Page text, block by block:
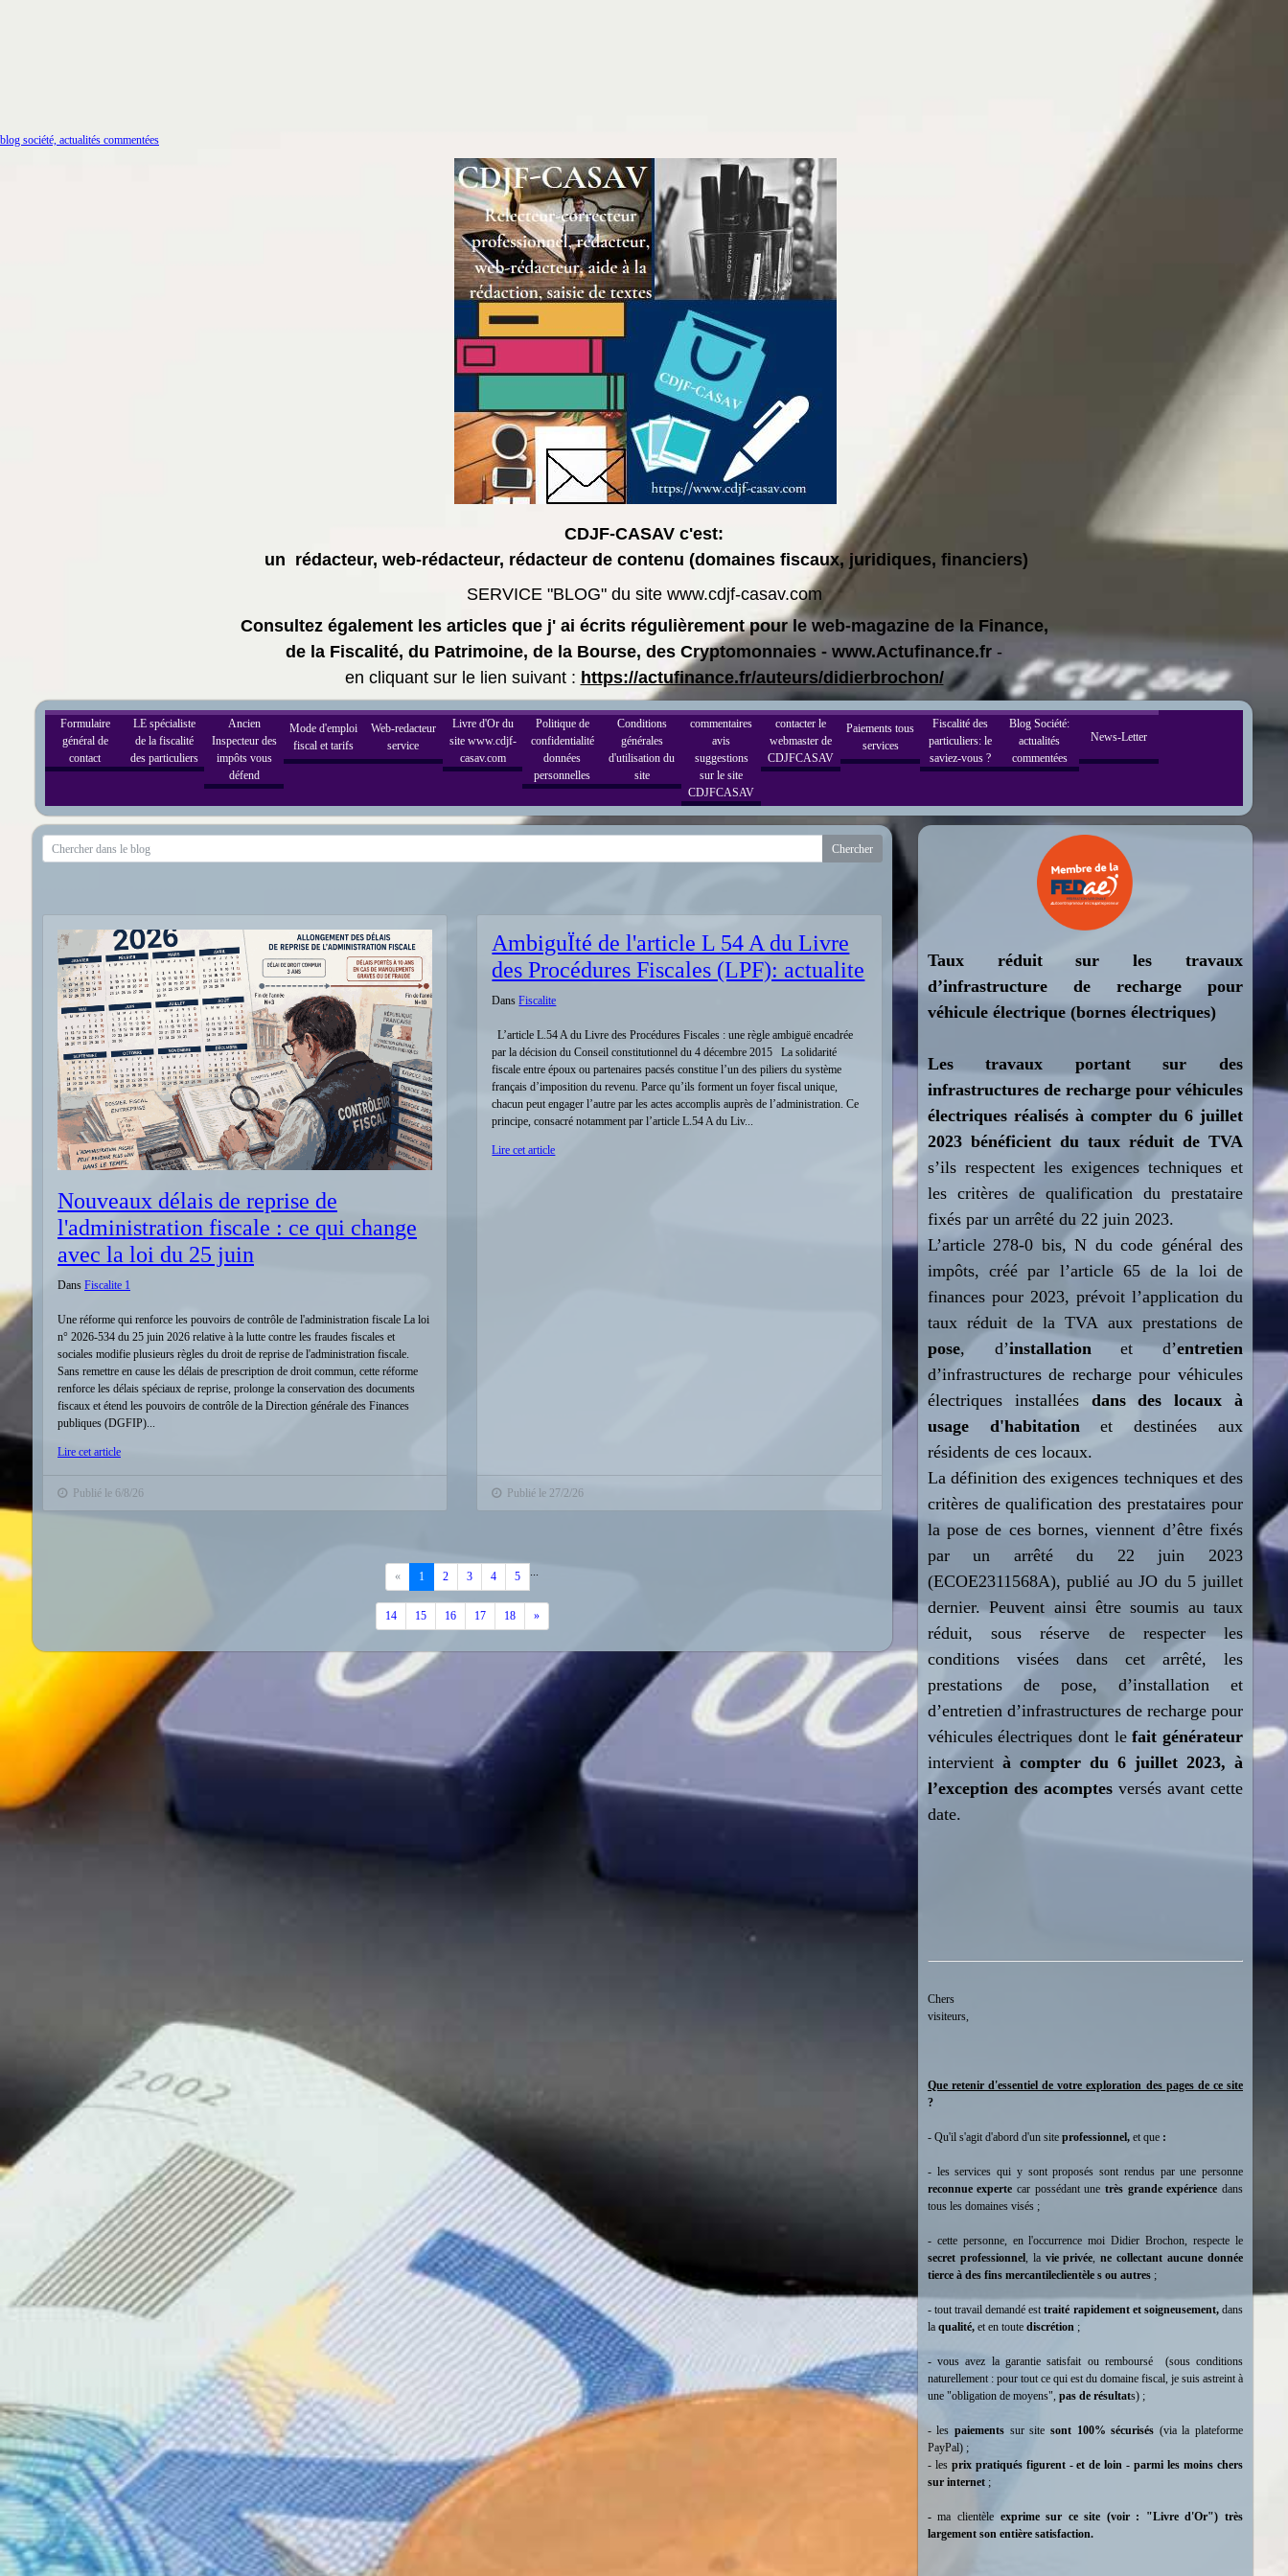
blog société, actualités commentées
CDJF-CASAV c'est:
un rédacteur, web-rédacteur, rédacteur de contenu (domaines fiscaux, juridiques, financiers)
SERVICE "BLOG" du site www.cdjf-casav.com
Consultez également les articles que j' ai écrits régulièrement pour le web-magazine de la Finance,
de la Fiscalité, du Patrimoine, de la Bourse, des Cryptomonnaies - www.Actufinance.fr -
en cliquant sur le lien suivant : https://actufinance.fr/auteurs/didierbrochon/
Formulaire
général de
contact
LE spécialiste
de la fiscalité
des particuliers
Ancien
Inspecteur des
impôts vous
défend
Mode d'emploi
fiscal et tarifs
Web-redacteur
service
Livre d'Or du
site www.cdjf-
casav.com
Politique de
confidentialité
données
personnelles
Conditions
générales
d'utilisation du
site
commentaires
avis
suggestions
sur le site
CDJFCASAV
contacter le
webmaster de
CDJFCASAV
Paiements tous
services
Fiscalité des
particuliers: le
saviez-vous ?
Blog Société:
actualités
commentées
News-Letter
Nouveaux délais de reprise de
l'administration fiscale : ce qui change
avec la loi du 25 juin
Dans Fiscalite 1
Une réforme qui renforce les pouvoirs de contrôle de l'administration fiscale La loi
n° 2026-534 du 25 juin 2026 relative à la lutte contre les fraudes fiscales et
sociales modifie plusieurs règles du droit de reprise de l'administration fiscale.
Sans remettre en cause les délais de prescription de droit commun, cette réforme
renforce les délais spéciaux de reprise, prolonge la conservation des documents
fiscaux et étend les pouvoirs de contrôle de la Direction générale des Finances
publiques (DGFIP)...
Lire cet article
Publié le 6/8/26
AmbiguÏté de l'article L 54 A du Livre
des Procédures Fiscales (LPF): actualite
DansFiscalite
L’article L.54 A du Livre des Procédures Fiscales : une règle ambiguë encadrée
par la décision du Conseil constitutionnel du 4 décembre 2015 La solidarité
fiscale entre époux ou partenaires pacsés constitue l’un des piliers du système
français d’imposition du revenu. Parce qu’ils forment un foyer fiscal unique,
chacun peut engager l’autre par les actes accomplis auprès de l’administration. Ce
principe, consacré notamment par l’article L.54 A du Liv...
Lire cet article
Publié le 27/2/26
«Précédent
1 2 3 4 5 ...
14 15 16 17 18 »Suivant
Taux réduit sur les travaux
d’infrastructure de recharge pour
véhicule électrique (bornes électriques)
Les travaux portant sur des
infrastructures de recharge pour véhicules
électriques réalisés à compter du 6 juillet
2023 bénéficient du taux réduit de TVA
s’ils respectent les exigences techniques et
les critères de qualification du prestataire
fixés par un arrêté du 22 juin 2023.
L’article 278-0 bis, N du code général des
impôts, créé par l’article 65 de la loi de
finances pour 2023, prévoit l’application du
taux réduit de la TVA aux prestations de
pose, d’installationet d’entretien
d’infrastructures de recharge pour véhicules
électriques installées dans des locaux à
usage d'habitationet destinées aux
résidents de ces locaux.
La définition des exigences techniques et des
critères de qualification des prestataires pour
la pose de ces bornes, viennent d’être fixés
par un arrêté du 22 juin 2023
(ECOE2311568A), publié au JO du 5 juillet
dernier. Peuvent ainsi être soumis au taux
réduit, sous réserve de respecter les
conditions visées dans cet arrêté, les
prestations de pose, d’installation et
d’entretien d’infrastructures de recharge pour
véhicules électriques dont lefait générateur
intervient à compter du 6 juillet 2023, à
l’exception des acomptesversés avant cette
date.
Chers
Que retenir d'essentiel de votre exploration des pages de ce site
?
- Qu'il s'agit d'abord d'un site professionnel,et que :
- les services qui y sont proposés sont rendus par une personne
reconnue experte car possédant unetrès grande expérience dans
tous les domaines visés ;
- cette personne, en l'occurrence moi Didier Brochon, respecte le
secret professionnel, la vie privée,ne collectant aucune donnée
tierce à des fins mercantileclientèle s ou autres;
- tout travail demandé esttraité rapidement et soigneusement, dans
laqualité, et en toutediscrétion ;
- vous avez la garantie satisfait ou remboursé (sous conditions
naturellement : pour tout ce qui est du domaine fiscal, je suis astreint à
une "obligation de moyens", pas de résultats) ;
- lespaiements sur site sont 100% sécurisés (via la plateforme
PayPal) ;
- les prix pratiqués figurent - et de loin - parmi les moins chers
sur internet;
-ma clientèle exprime sur ce site (voir : "Livre d'Or") très
largement son entière satisfaction.